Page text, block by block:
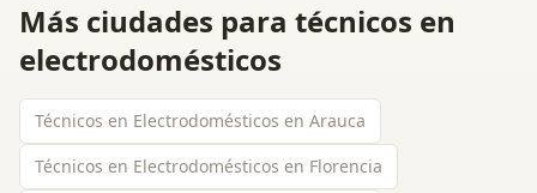
Más ciudades para técnicos en
electrodomésticos
Técnicos en Electrodomésticos en Arauca
Técnicos en Electrodomésticos en Florencia